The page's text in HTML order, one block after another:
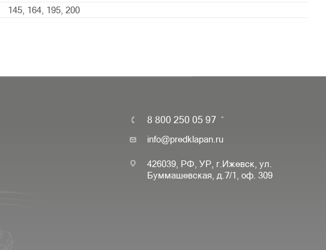
145, 164, 195, 200
8 800 250 05 97
info@predklapan.ru
426039, РФ, УР, г.Ижевск, ул.
Буммашевская, д.7/1, оф. 309